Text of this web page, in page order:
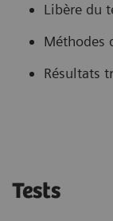
Libère du
Méthodes
Résultats
Tests